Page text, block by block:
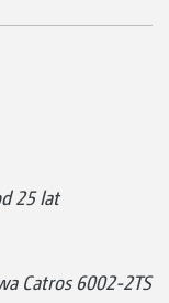
25 lat
Catros 6002-2TS